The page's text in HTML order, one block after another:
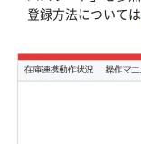
登録方法については